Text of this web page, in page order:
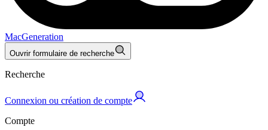
MacGeneration
Ouvrir formulaire de recherche
Recherche
Connexion ou création de compte
Compte